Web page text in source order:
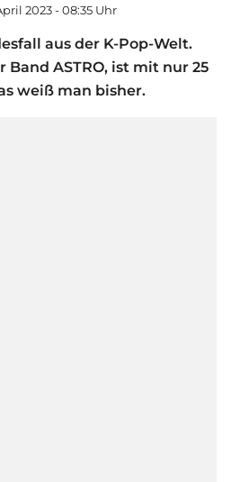
2023 - 08:35 Uhr
aus der K-Pop-Welt.
ASTRO, ist mit nur 25
weiß man bisher.